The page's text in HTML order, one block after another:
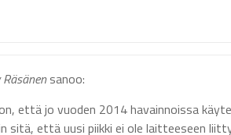
Räsänen sanoo:
että jo vuoden 2014 havainnoissa
sitä, että uusi piikki ei ole laitteeseen